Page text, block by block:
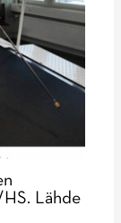
Lähde